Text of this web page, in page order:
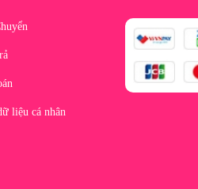
liệu cá nhân